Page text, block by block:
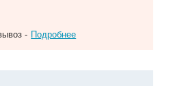
- Подробнее